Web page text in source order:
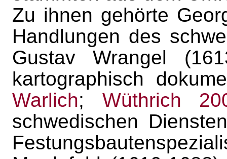
Zu ihnen gehörte
Handlungen des
Gustav Wrangel
kartographisch
Warlich; Wüthrich
schwedischen